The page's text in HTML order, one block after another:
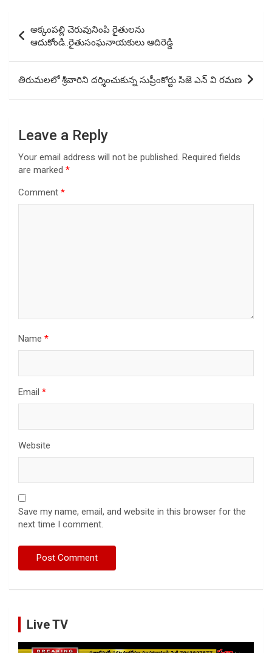
navigation
అక్కంపల్లి చెరువునింపి రైతులను
ఆదుకోండి..రైతుసంఘనాయకులు ఆదిరెడ్డి
తిరుమలలో శ్రీవారిని దర్శించుకున్న సుప్రీంకోర్టు సిజె ఎన్ వి రమణ
Leave a Reply
Your email address will not be published. Required fields
are marked *
Comment *
Name *
Email *
Website
Save my name, email, and website in this browser for the
next time I comment.
Live TV